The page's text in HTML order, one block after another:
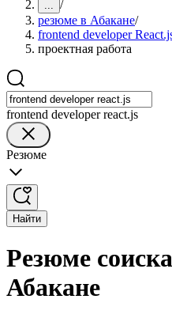
... /
резюме в Абакане/
frontend developer
проектная работа
frontend developer react.js
Резюме
Найти
Резюме
Абакане